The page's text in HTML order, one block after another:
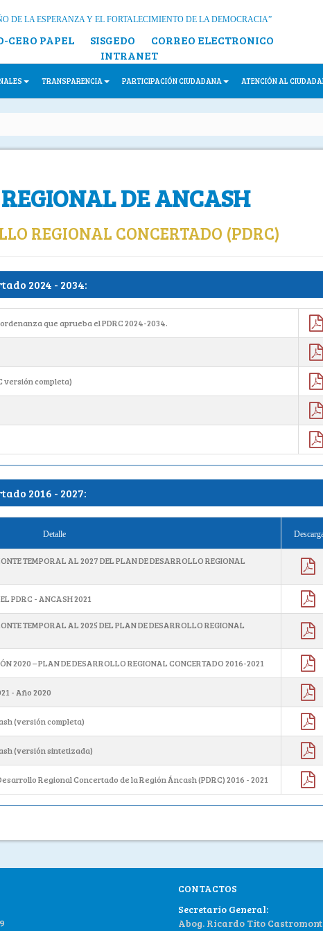
DE LA ESPERANZA Y EL FORTALECIMIENTO DE LA DEMOCRACIA”
CERO PAPEL SISGEDO
CORREO ELECTRONICO
INTRANET
TRANSPARENCIA PARTICIPACIÓN CIUDADANA ATENCIÓN AL
DE ANCASH
REGIONAL CONCERTADO (PDRC)
2024 - 2034:
que aprueba el PDRC 2024-2034.
versión completa)
2016 - 2027:
Detalle
TEMPORAL AL 2027 DEL PLAN DE DESARROLLO REGIONAL
PDRC - ANCASH 2021
TEMPORAL AL 2025 DEL PLAN DE DESARROLLO REGIONAL
2020 – PLAN DE DESARROLLO REGIONAL CONCERTADO 2016-2021
- Año 2020
(versión completa)
(versión sintetizada)
Regional Concertado de la Región Áncash (PDRC) 2016 - 2021
CONTACTOS
Secretario General:
Abog. Ricardo Tito